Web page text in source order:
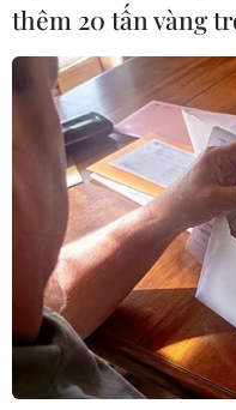
tích tốt nhất được
cuộc hành trình vô
trận chung kết, gây
Vòng chung kết
tại Uzbekistan từ
thêm 20 tấn vàng